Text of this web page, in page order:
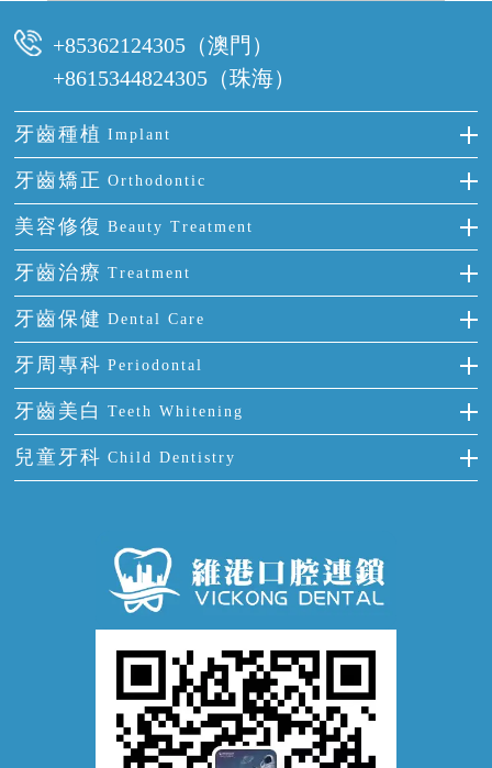
+85362124305（澳門）
+8615344824305（珠海）
牙齒種植 Implant
種牙
單顆牙缺失
門牙缺失
多顆牙缺失
半口缺失
全口缺失
牙齒矯正 Orthodontic
隱形箍牙
前牙反頜
牙齒擁擠
牙齒前突
牙齒稀疏
美容修復 Beauty Treatment
全瓷牙
烤瓷牙
氟斑牙
四環素牙
活動假牙
牙貼面
牙齒治療 Treatment
補牙
智齒
根管治療
拔牙
牙痛
牙齒保健 Dental Care
正確刷牙
全國愛牙日
預防牙病
牙科通識
牙周專科 Periodontal
牙周炎
牙齦出血
牙齦炎
牙齦萎縮
牙齒美白 Teeth Whitening
冷光美白
兒童牙科 Child Dentistry